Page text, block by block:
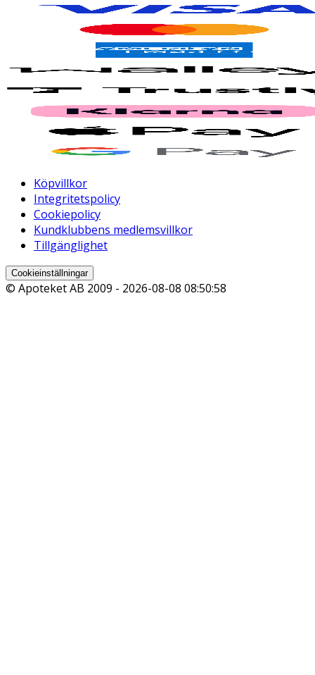
Köpvillkor
Integritetspolicy
Cookiepolicy
Kundklubbens medlemsvillkor
Tillgänglighet
Cookieinställningar
© Apoteket AB 2009 - 2026-08-08 08:50:58